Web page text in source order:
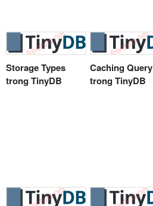
Storage Types
trong TinyDB
Caching Query
trong TinyDB